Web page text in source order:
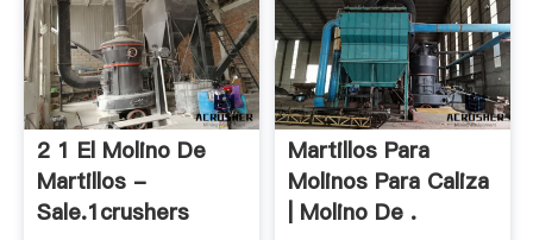
2 1 El Molino De
Martillos -
Sale.1crushers
Martillos Para
Molinos Para Caliza
| Molino De .